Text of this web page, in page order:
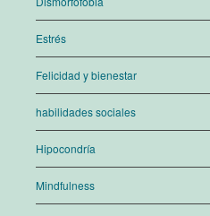
Estrés
Felicidad y bienestar
habilidades sociales
Hipocondría
Mindfulness